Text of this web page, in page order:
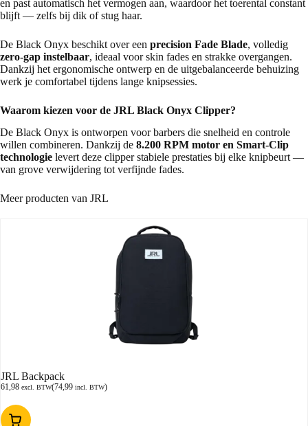
en past automatisch het vermogen aan, waardoor het toerental constant
blijft — zelfs bij dik of stug haar.
De Black Onyx beschikt over een precision Fade Blade, volledig
zero-gap instelbaar, ideaal voor skin fades en strakke overgangen.
Dankzij het ergonomische ontwerp en de uitgebalanceerde behuizing
werk je comfortabel tijdens lange knipsessies.
Waarom kiezen voor de JRL Black Onyx Clipper?
De Black Onyx is ontworpen voor barbers die snelheid en controle
willen combineren. Dankzij de 8.200 RPM motor en Smart-Clip
technologie levert deze clipper stabiele prestaties bij elke knipbeurt —
van grove verwijdering tot verfijnde fades.
Meer producten van JRL
JRL Backpack
61,98 excl. BTW(74,99 incl. BTW)